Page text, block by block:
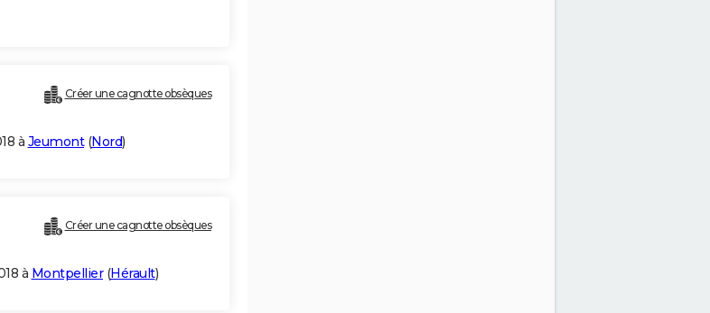
Créer une cagnotte obsèques
à Jeumont(Nord)
Créer une cagnotte obsèques
à Montpellier(Hérault)